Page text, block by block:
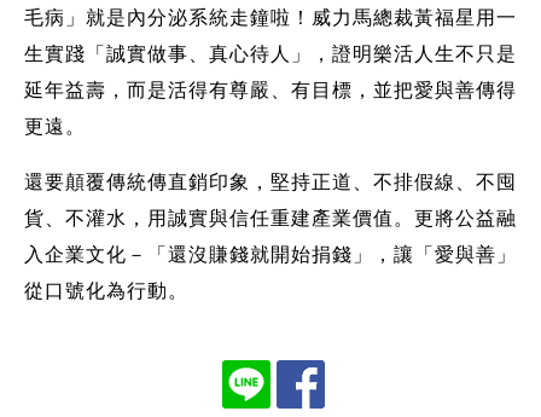
毛病」就是內分泌系統走鐘啦！威力馬總裁黃福星用一
生實踐「誠實做事、真心待人」，證明樂活人生不只是
延年益壽，而是活得有尊嚴、有目標，並把愛與善傳得
更遠。
還要顛覆傳統傳直銷印象，堅持正道、不排假線、不囤
貨、不灌水，用誠實與信任重建產業價值。更將公益融
入企業文化－「還沒賺錢就開始捐錢」，讓「愛與善」
從口號化為行動。